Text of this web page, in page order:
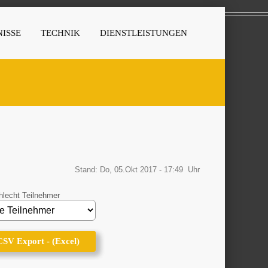
TECHNIK DIENSTLEISTUNGEN
Stand: Do, 05.Okt 2017 - 17:49 Uhr
Teilnehmer
Export - (Excel)
Export - (Excel)